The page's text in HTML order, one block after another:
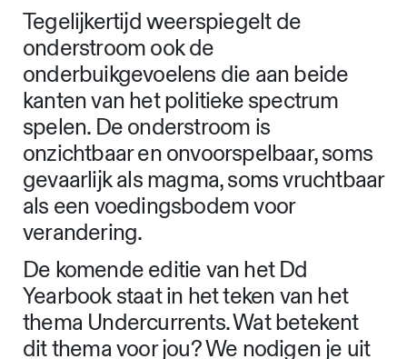
Tegelijkertijd weerspiegelt de
onderstroom ook de
onderbuikgevoelens die aan beide
kanten van het politieke spectrum
spelen. De onderstroom is
onzichtbaar en onvoorspelbaar, soms
gevaarlijk als magma, soms vruchtbaar
als een voedingsbodem voor
verandering.
De komende editie van het Dd
Yearbook staat in het teken van het
thema Undercurrents. Wat betekent
dit thema voor jou? We nodigen je uit